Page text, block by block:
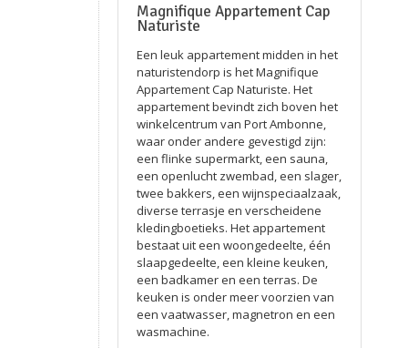
Magnifique Appartement Cap
Naturiste
Een leuk appartement midden in het
naturistendorp is het Magnifique
Appartement Cap Naturiste. Het
appartement bevindt zich boven het
winkelcentrum van Port Ambonne,
waar onder andere gevestigd zijn:
een flinke supermarkt, een sauna,
een openlucht zwembad, een slager,
twee bakkers, een wijnspeciaalzaak,
diverse terrasje en verscheidene
kledingboetieks. Het appartement
bestaat uit een woongedeelte, één
slaapgedeelte, een kleine keuken,
een badkamer en een terras. De
keuken is onder meer voorzien van
een vaatwasser, magnetron en een
wasmachine.